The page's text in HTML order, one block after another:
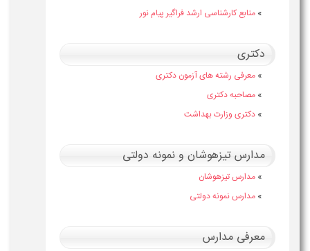
» منابع کارشناسی ارشد فراگیر پیام نور
دکتری
» معرفی رشته های آزمون دکتری
» مصاحبه دکتری
» دکتری وزارت بهداشت
مدارس تیزهوشان و نمونه دولتی
» مدارس تیزهوشان
» مدارس نمونه دولتی
معرفی مدارس